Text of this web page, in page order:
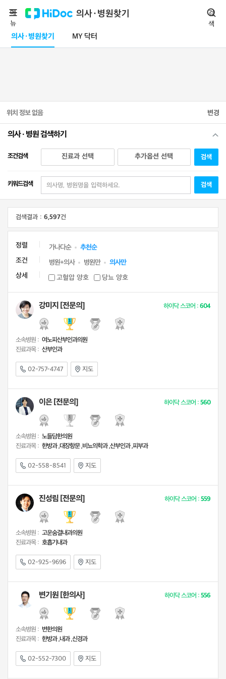
의사·병원찾기
의사·병원찾기 MY 닥터
메
뉴
검
색
위치 정보 없음 변경
의사 · 병원 검색하기
조건검색 진료과 선택 추가옵션 선택 검색
키워드검색 검색
검색결과 : 6,597건
정렬 가나다순
추천순
조건
병원+의사 병원만
의사만
상세
고혈압 양호 당뇨 양호
강미지 [전문의] 하이닥 스코어 :604
소속병원 : 여노피산부인과의원
진료과목 : 산부인과
02-757-4747 지도
이은 [전문의] 하이닥 스코어 :560
소속병원 : 노들담한의원
진료과목 : 한방과 ,대장항문 ,비뇨의학과 ,산부인과 ,피부과
02-558-8541 지도
진성림 [전문의] 하이닥 스코어 :559
소속병원 : 고운숨결내과의원
진료과목 : 호흡기내과
02-925-9696 지도
변기원 [한의사] 하이닥 스코어 :556
소속병원 : 변한의원
진료과목 : 한방과 ,내과 ,신경과
02-552-7300 지도